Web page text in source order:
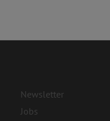
Newsletter
Jobs